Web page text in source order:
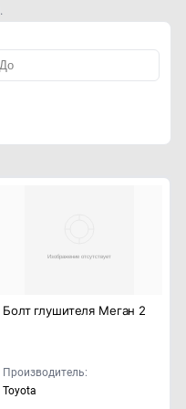
.
Болт глушителя Меган 2
Производитель:
Toyota